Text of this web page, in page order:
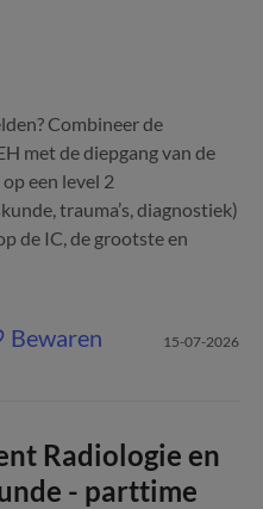
Combineer de
met de diepgang van de
een level 2
trauma’s, diagnostiek)
de IC, de grootste en
Bewaren 15-07-2026
Radiologie en
- parttime